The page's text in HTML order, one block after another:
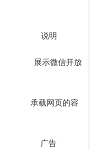
明
微信开放
网页的容
告